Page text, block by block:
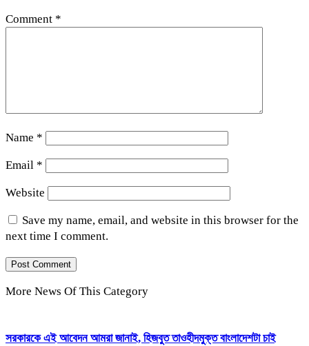
Comment *
Name *
Email *
Website
Save my name, email, and website in this browser for the
next time I comment.
More News Of This Category
সরকারকে এই আবেদন আমরা জানাই, হিজবুত তাওহীদমুক্ত বাংলাদেশটা চাই